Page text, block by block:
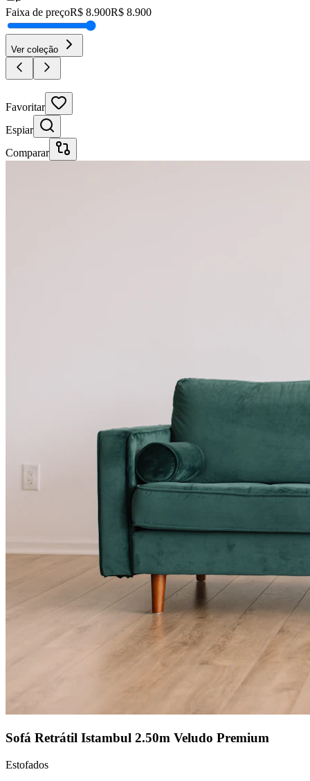
Faixa de preçoR$ 8.900R$ 8.900
Ver coleção
Favoritar
Espiar
Comparar
Sofá Retrátil Istambul 2.50m Veludo Premium
Estofados